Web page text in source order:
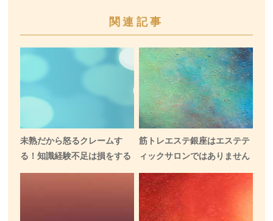
関連記事
未熟だから怒るクレームす
る！知識経験不足は損をする
筋トレエステ銀座はエステテ
ィックサロンではありません